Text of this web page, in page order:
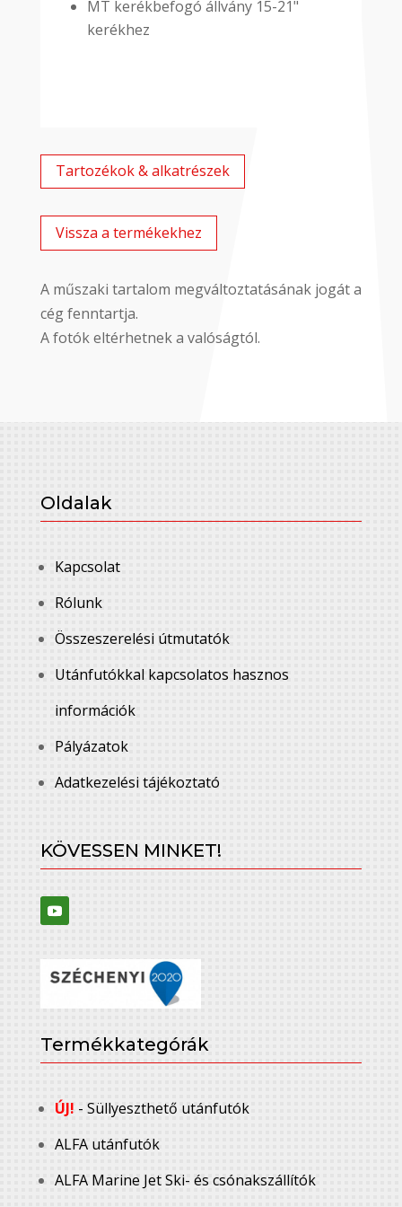
MT kerékbefogó állvány 15-21"
kerékhez
Tartozékok & alkatrészek
Vissza a termékekhez
A műszaki tartalom megváltoztatásának jogát a
cég fenntartja.
A fotók eltérhetnek a valóságtól.
Oldalak
Kapcsolat
Rólunk
Összeszerelési útmutatók
Utánfutókkal kapcsolatos hasznos
információk
Pályázatok
Adatkezelési tájékoztató
KÖVESSEN MINKET!
Termékkategórák
ÚJ! - Süllyeszthető utánfutók
ALFA utánfutók
ALFA Marine Jet Ski- és csónakszállítók